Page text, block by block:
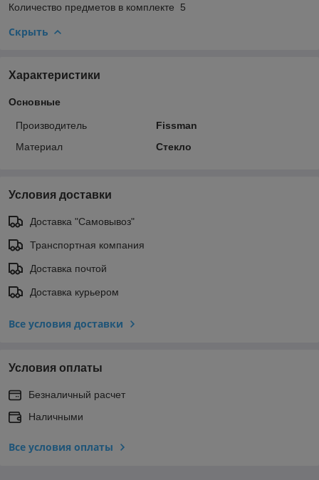
Количество предметов в комплекте 5
Скрыть
Характеристики
Основные
Производитель
Fissman
Материал
Стекло
Условия доставки
Доставка "Самовывоз"
Транспортная компания
Доставка почтой
Доставка курьером
Все условия доставки
Условия оплаты
Безналичный расчет
Наличными
Все условия оплаты